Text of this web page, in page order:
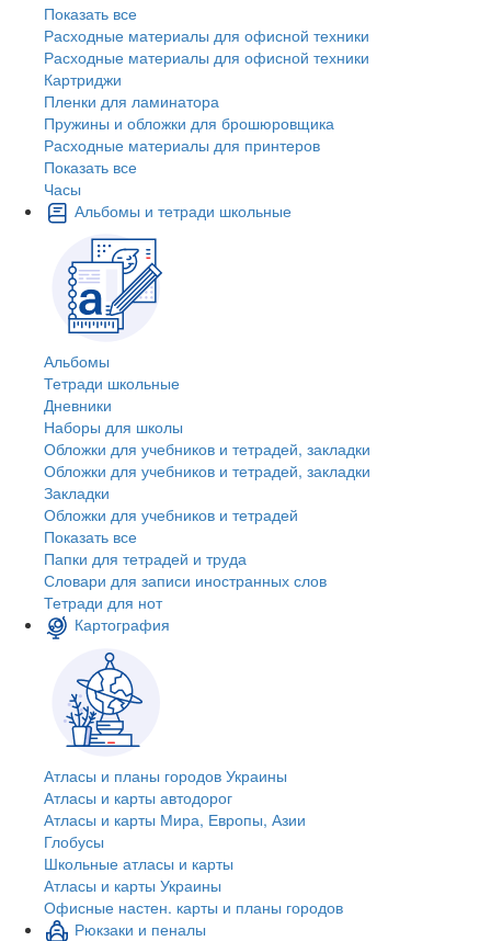
Показать все
Расходные материалы для офисной техники
Расходные материалы для офисной техники
Картриджи
Пленки для ламинатора
Пружины и обложки для брошюровщика
Расходные материалы для принтеров
Показать все
Часы
Альбомы и тетради школьные
Альбомы
Тетради школьные
Дневники
Наборы для школы
Обложки для учебников и тетрадей, закладки
Обложки для учебников и тетрадей, закладки
Закладки
Обложки для учебников и тетрадей
Показать все
Папки для тетрадей и труда
Словари для записи иностранных слов
Тетради для нот
Картография
Атласы и планы городов Украины
Атласы и карты автодорог
Атласы и карты Мира, Европы, Азии
Глобусы
Школьные атласы и карты
Атласы и карты Украины
Офисные настен. карты и планы городов
Рюкзаки и пеналы